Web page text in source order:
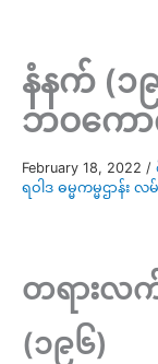
နံနက် (၁
ဘဝကောက်
February 18, 2022 /
ရဝါဒ ဓမ္မကမ္မဌာန်း လ
တရားလက်
(၁၉၆)